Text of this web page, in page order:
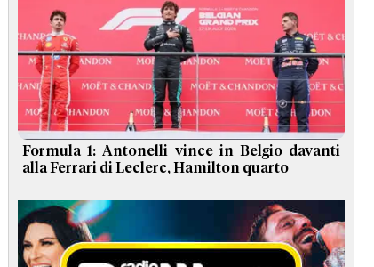
Formula 1: Antonelli vince in Belgio davanti
alla Ferrari di Leclerc, Hamilton quarto